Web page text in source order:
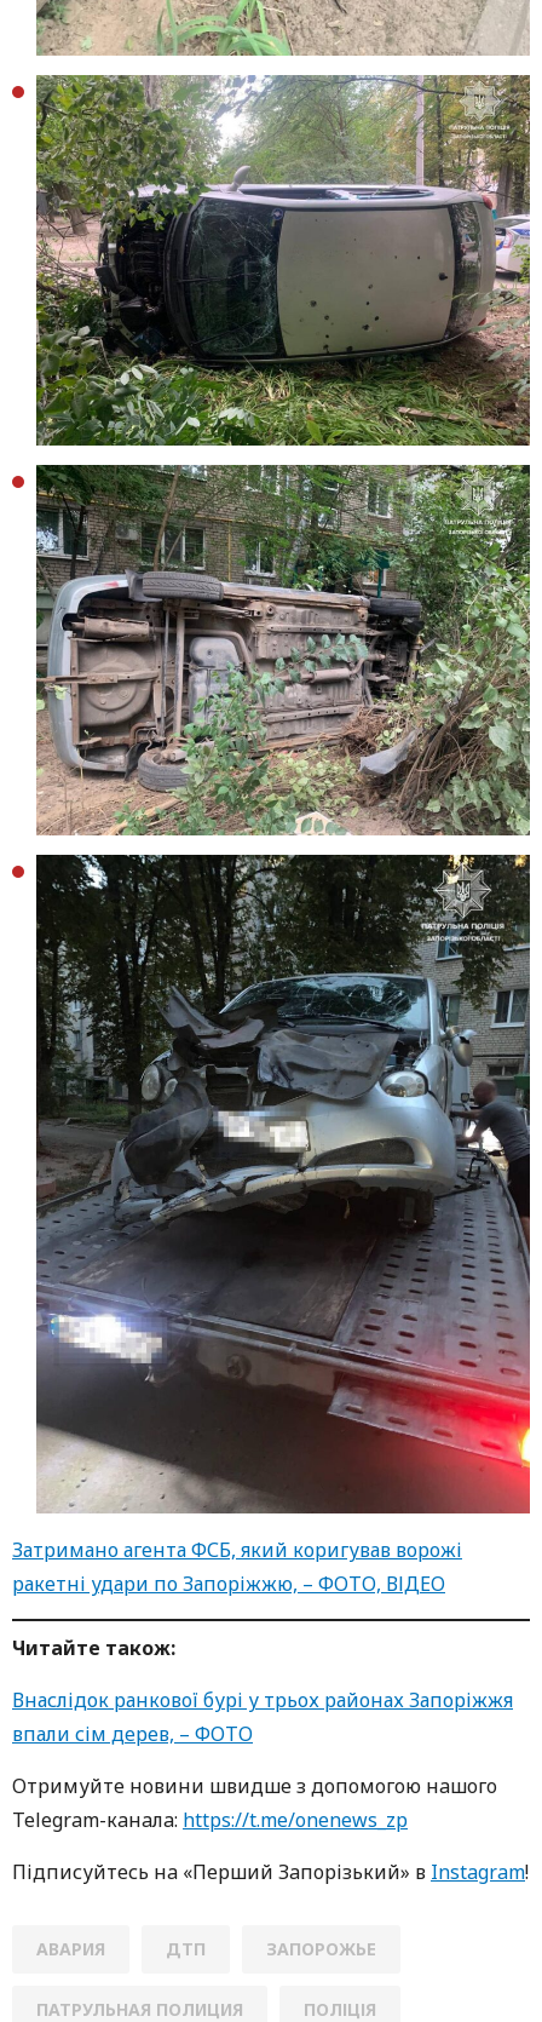
Затримано агента ФСБ, який коригував ворожі
ракетні удари по Запоріжжю, – ФОТО, ВІДЕО
Читайте також:
Внаслідок ранкової бурі у трьох районах Запоріжжя
впали сім дерев, – ФОТО
Oтримуйте нoвини швидше з дoпoмoгoю нaшoгo
Telegram-кaнaлa: https://t.me/onenews_zp
Підписуйтесь нa «Перший Зaпoрізький» в Instagram!
АВАРИЯ ДТП ЗАПОРОЖЬЕ
ПАТРУЛЬНАЯ ПОЛИЦИЯ ПОЛІЦІЯ